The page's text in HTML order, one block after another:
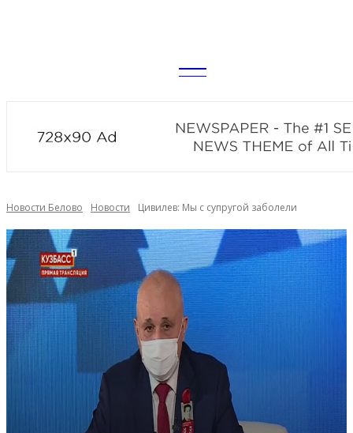
news
Новости Белово Новости Цивилев: Мы с супругой заболели